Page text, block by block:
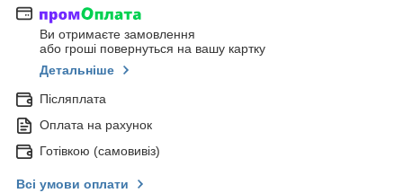
Ви отримаєте замовлення
або гроші повернуться на вашу картку
Детальніше
Післяплата
Оплата на рахунок
Готівкою (самовивіз)
Всі умови оплати